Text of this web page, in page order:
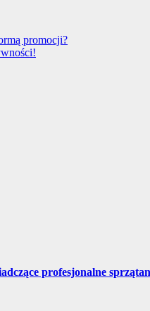
promocji?
profesjonalne